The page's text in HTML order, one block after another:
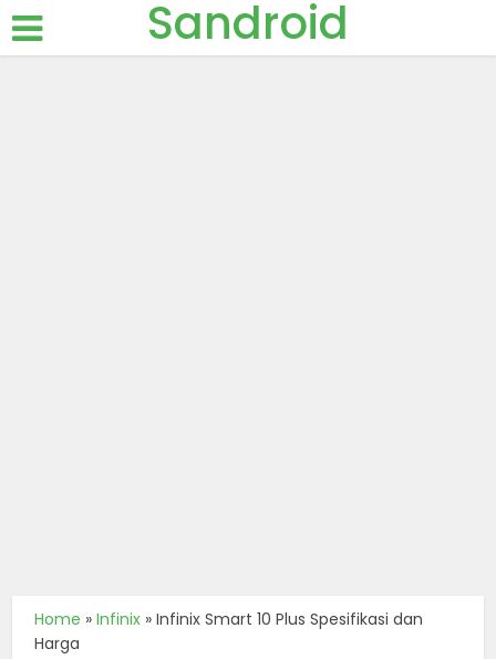
Sandroid
Home »Infinix »Infinix Smart 10 Plus Spesifikasi dan
Harga